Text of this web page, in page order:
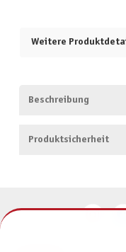
Weitere
Beschreibung
Produktsicherheit